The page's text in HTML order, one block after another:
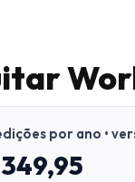
por ano •